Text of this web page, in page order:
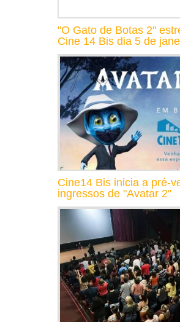
"O Gato de Botas 2"
Cine 14 Bis dia 5 de
Cine14 Bis inicia a pré-
ingressos de "Avatar 2"